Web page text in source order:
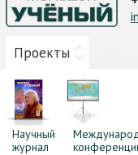
Проекты
Научный
журнал